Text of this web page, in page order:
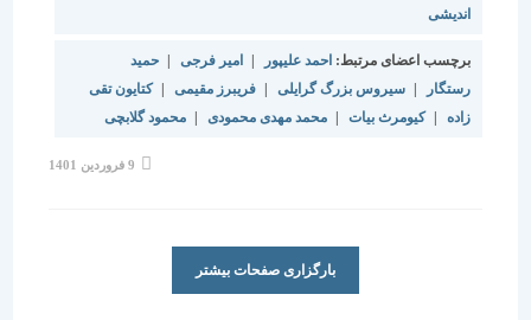
برچسب اعضای مرتبط: احمد علیپور | امیر فرجی | حمید
| سیروس بزرگ گرایلی | فریبرز مقیمی | کتایون تقی
کیومرث بیات | محمد مهدی محمودی | محمود گلابچی
بارگزاری صفحات بیشتر